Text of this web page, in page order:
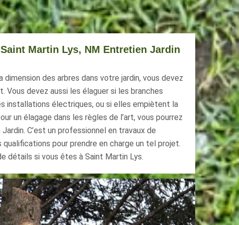
Saint Martin Lys, NM Entretien Jardin
dimension des arbres dans votre jardin, vous devez
Vous devez aussi les élaguer si les branches
installations électriques, ou si elles empiètent la
un élagage dans les règles de l’art, vous pourrez
C’est un professionnel en travaux de
qualifications pour prendre en charge un tel projet.
détails si vous êtes à Saint Martin Lys.